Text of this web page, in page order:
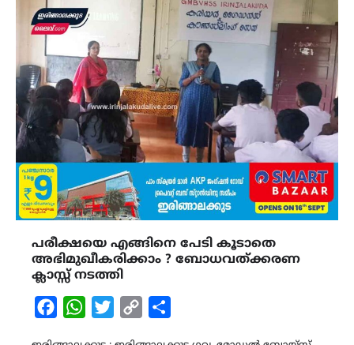
പരീക്ഷയെ എങ്ങിനെ പേടി കൂടാതെ
അഭിമുഖീകരിക്കാം ? ബോധവത്ക്കരണ
ക്ലാസ്സ് നടത്തി
FacebookWhatsAppTwitterCopy